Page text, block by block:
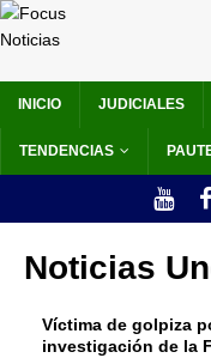
INICIO JUDICIALES
TENDENCIAS
Noticias
Víctima de golpiza
investigación de la